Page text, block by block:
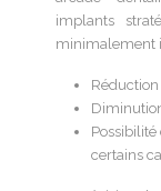
implants
minimalement
certains